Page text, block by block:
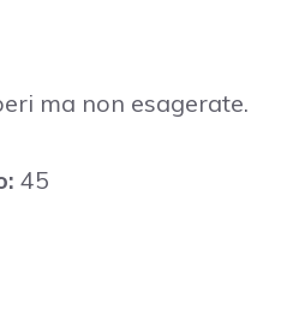
ma non esagerate.
45